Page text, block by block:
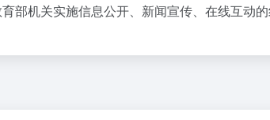
部机关实施信息公开、新闻宣传、在线互动